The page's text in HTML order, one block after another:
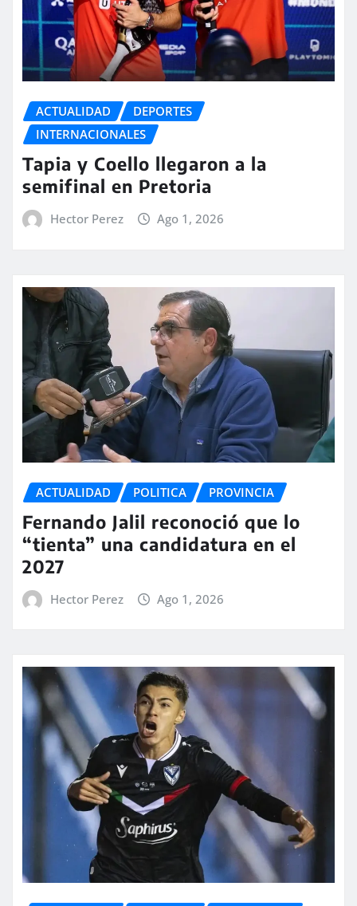
ACTUALIDAD
DEPORTES
INTERNACIONALES
Tapia y Coello llegaron a la
semifinal en Pretoria
Hector Perez Ago 1, 2026
ACTUALIDAD POLITICA PROVINCIA
Fernando Jalil reconoció que lo
“tienta” una candidatura en el
2027
Hector Perez Ago 1, 2026